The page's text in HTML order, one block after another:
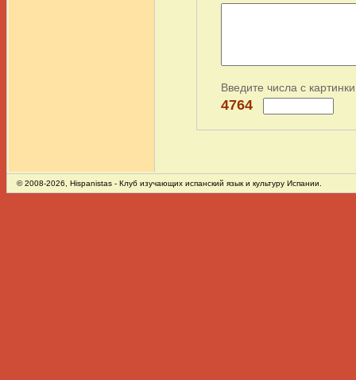
Введите числа с
4764
© 2008-2026, Hispanistas - Клуб изучающих испанский язык и культуру Испании.